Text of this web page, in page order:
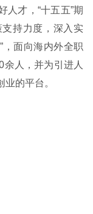
人才，“十五五”期
持力度，深入实
，面向海内外全职
人，并为引进人
的平台。